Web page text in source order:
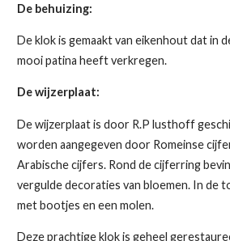
De behuizing:
De klok is gemaakt van eikenhout dat in
mooi patina heeft verkregen.
De wijzerplaat:
De wijzerplaat is door R.P lusthoff
worden aangegeven door Romeinse
Arabische cijfers. Rond de cijferring
vergulde decoraties van bloemen. In de
met bootjes en een molen.
Deze prachtige klok is geheel